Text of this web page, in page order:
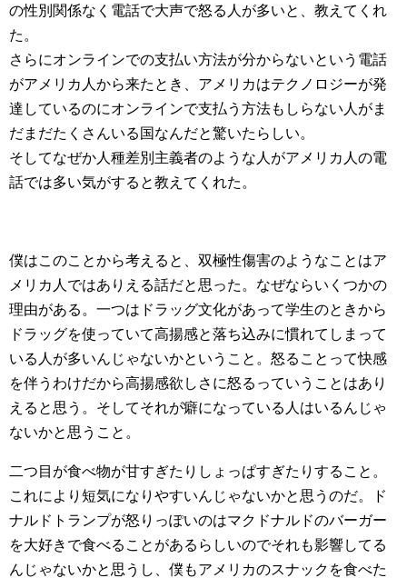
の性別関係なく電話で大声で怒る人が多いと、教えてくれ
た。
さらにオンラインでの支払い方法が分からないという電話
がアメリカ人から来たとき、アメリカはテクノロジーが発
達しているのにオンラインで支払う方法もしらない人がま
だまだたくさんいる国なんだと驚いたらしい。
そしてなぜか人種差別主義者のような人がアメリカ人の電
話では多い気がすると教えてくれた。
僕はこのことから考えると、双極性傷害のようなことはア
メリカ人ではありえる話だと思った。なぜならいくつかの
理由がある。一つはドラッグ文化があって学生のときから
ドラッグを使っていて高揚感と落ち込みに慣れてしまって
いる人が多いんじゃないかということ。怒ることって快感
を伴うわけだから高揚感欲しさに怒るっていうことはあり
えると思う。そしてそれが癖になっている人はいるんじゃ
ないかと思うこと。
二つ目が食べ物が甘すぎたりしょっぱすぎたりすること。
これにより短気になりやすいんじゃないかと思うのだ。ド
ナルドトランプが怒りっぽいのはマクドナルドのバーガー
を大好きで食べることがあるらしいのでそれも影響してる
んじゃないかと思うし、僕もアメリカのスナックを食べた